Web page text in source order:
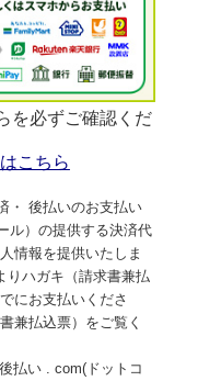
を必ずご確認くだ
こちら
・ 後払いのお支払い
ル）の提供する決済代
情報を提供いたしま
りハガキ（請求書兼払
にお支払いくださ
兼払込票）をご覧く
払い . com(ドットコ